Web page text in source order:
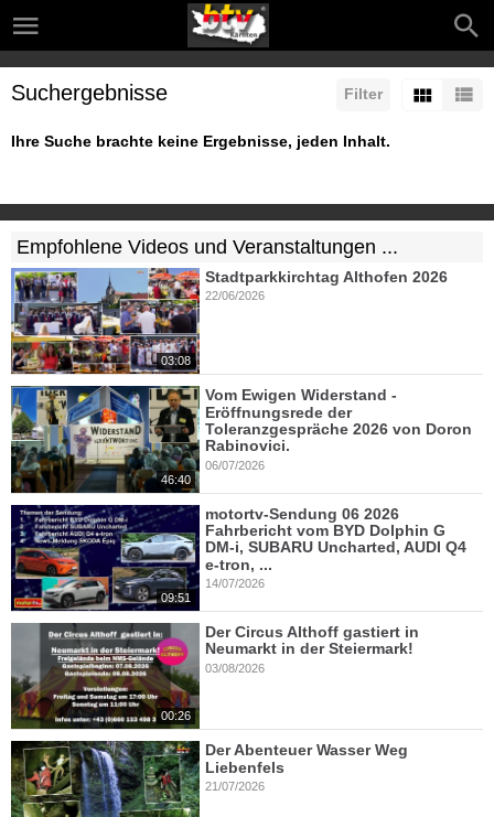
Filter
Suchergebnisse
Ihre Suche brachte keine Ergebnisse, jeden Inhalt.
Empfohlene Videos und Veranstaltungen ...
03:08
Stadtparkkirchtag Althofen 2026
22/06/2026
46:40
Vom Ewigen Widerstand -
Eröffnungsrede der
Toleranzgespräche 2026 von Doron
Rabinovici.
06/07/2026
09:51
motortv-Sendung 06 2026
Fahrbericht vom BYD Dolphin G
DM-i, SUBARU Uncharted, AUDI Q4
e-tron, ...
14/07/2026
00:26
Der Circus Althoff gastiert in
Neumarkt in der Steiermark!
03/08/2026
Der Abenteuer Wasser Weg
Liebenfels
21/07/2026